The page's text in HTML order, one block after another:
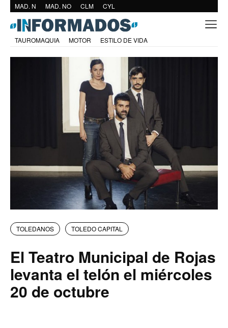
MAD. N MAD. NO CLM CYL
TAUROMAQUIA MOTOR ESTILO DE VIDA
TOLEDANOS TOLEDO CAPITAL
El Teatro Municipal de Rojas
levanta el telón el miércoles
20 de octubre